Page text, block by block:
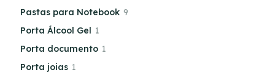
Pastas para Notebook 9
Porta Álcool Gel 1
Porta documento 1
Porta joias 1